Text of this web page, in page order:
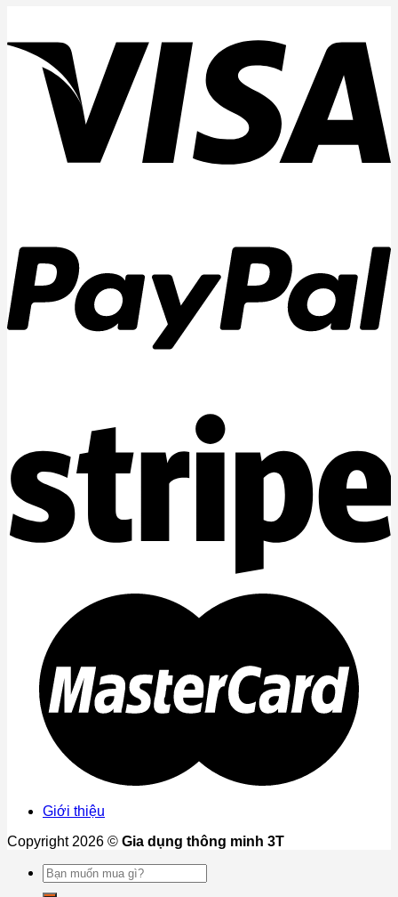
Giới thiệu
Copyright 2026 © Gia dụng thông minh 3T
Tìm
kiếm: